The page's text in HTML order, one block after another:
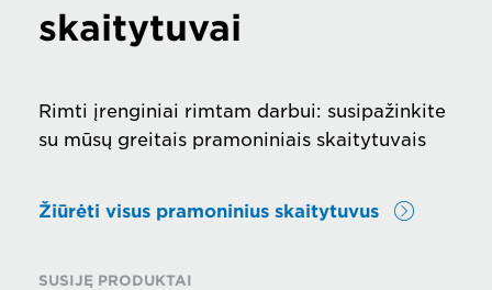
SUSIJĘ PRODUKTAI
skaitytuvai
Rimti įrenginiai rimtam darbui: susipažinkite
su mūsų greitais pramoniniais skaitytuvais
Žiūrėti visus pramoninius skaitytuvus